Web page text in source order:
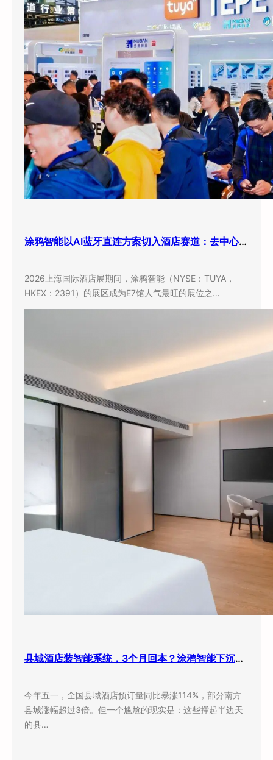
涂鸦智能以AI蓝牙直连方案切入酒店赛道：去中心化架构破解智能化改造三大痛点
2026上海国际酒店展期间，涂鸦智能（NYSE：TUYA，
HKEX：2391）的展区成为E7馆人气最旺的展位之…
县城酒店装智能系统，3个月回本？涂鸦智能下沉市场打法曝光
今年五一，全国县域酒店预订量同比暴涨114%，部分南方
县城涨幅超过3倍。但一个尴尬的现实是：这些撑起半边天
的县…